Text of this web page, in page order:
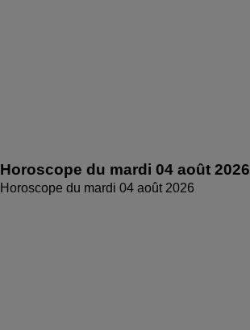
Horoscope du mardi 04 août 2026
Horoscope du mardi 04 août 2026